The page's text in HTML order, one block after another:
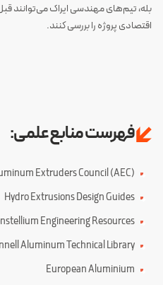
بله، تیم‌های مهندسی ایراک می‌توانند
اقتصادی پروژه را بررسی کنند.
فهرست منابع علمی:
Extruders Council (AEC)
Hydro Extrusions Design Guides
Engineering Resources
Aluminum Technical Library
European Aluminium